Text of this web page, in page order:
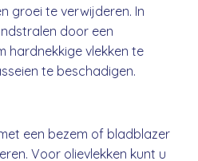
groei te verwijderen. In
door een
hardnekkige vlekken te
te beschadigen.
een bezem of bladblazer
Voor olievlekken kunt u